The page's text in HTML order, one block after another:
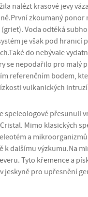
nalézt krasové jevy
zkoumaný ponor
Voda odtéká
je však pod hranicí
do nebývale
se nepodařilo pro malý
referenčním bodem,
vulkanických
speleologové přesunuli
Mimo klasických
a
k dalšímu výzkumu.Na
Tyto křemence a
jeskyně pro upřesnění